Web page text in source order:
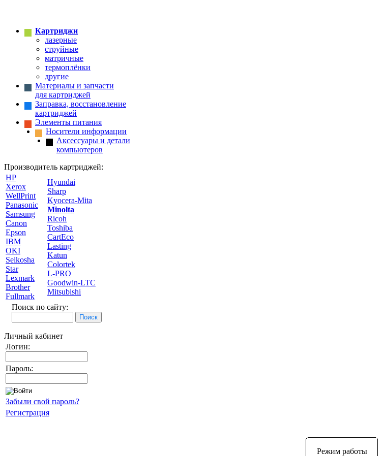
Картриджи
лазерные
струйные
матричные
термоплёнки
другие
Материалы и запчасти
для картриджей
Заправка, восстановление
картриджей
Элементы питания
Носители информации
Аксессуары и детали
компьютеров
Производитель картриджей:
HP
Xerox
WellPrint
Panasonic
Samsung
Canon
Epson
IBM
OKI
Seikosha
Star
Lexmark
Brother
Fullmark
Hyundai
Sharp
Kyocera-Mita
Minolta
Ricoh
Toshiba
CartEco
Lasting
Katun
Colortek
L-PRO
Goodwin-LTC
Mitsubishi
Поиск по сайту:
Личный кабинет
Логин:
Пароль:
Забыли свой пароль?
Регистрация
Режим работы